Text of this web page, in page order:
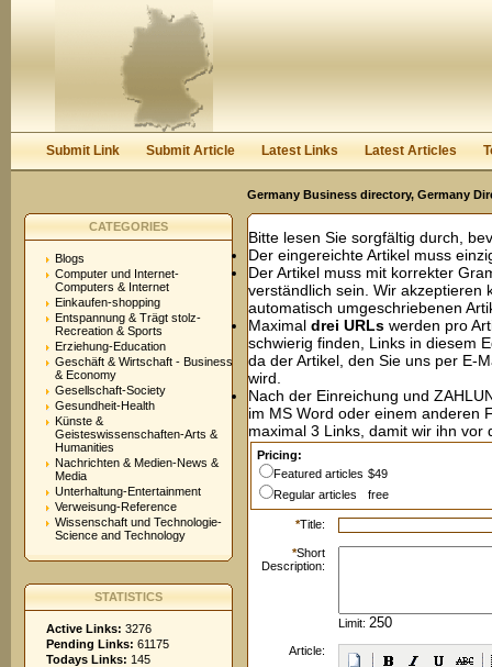
Keep me logged in.
Submit Link Submit Article Latest Links Latest Articles
Germany Business directory, Germany
CATEGORIES
Blogs
Computer und Internet-
Computers & Internet
Einkaufen-shopping
Entspannung & Trägt stolz-
Recreation & Sports
Erziehung-Education
Geschäft & Wirtschaft - Business
& Economy
Gesellschaft-Society
Gesundheit-Health
Künste &
Geisteswissenschaften-Arts &
Humanities
Nachrichten & Medien-News &
Media
Unterhaltung-Entertainment
Verweisung-Reference
Wissenschaft und Technologie-
Science and Technology
STATISTICS
Active Links: 3276
Pending Links: 61175
Todays Links: 145
Bitte lesen Sie sorgfältig durch,
Der eingereichte Artikel muss
Der Artikel muss mit korrekter
verständlich sein. Wir akzeptieren
automatisch umgeschriebenen
Maximal drei URLs werden pro
schwierig finden, Links in diesem
da der Artikel, den Sie uns per E-
wird.
Nach der Einreichung und
im MS Word oder einem anderen
maximal 3 Links, damit wir ihn
Pricing:
Featured articles $49
Regular articles
free
*Title:
*Short
Description:
Limit:
Article: